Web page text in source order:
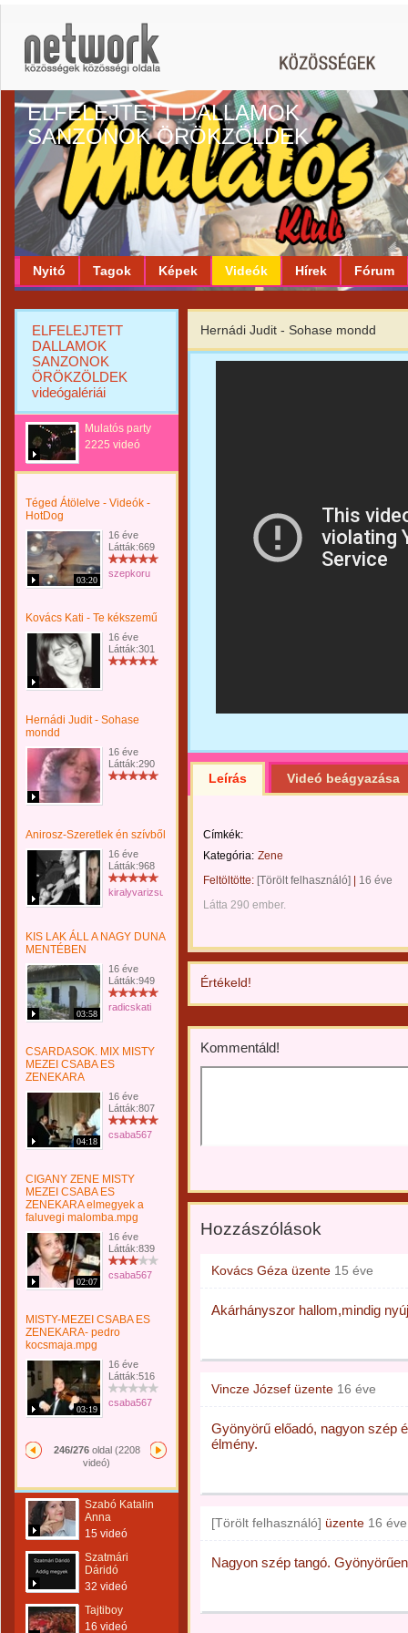
ELFELEJTETT DALLAMOK
SANZONOK ÖRÖKZÖLDEK
Nyitó Tagok Képek Videók Hírek Fórum
ELFELEJTETT
DALLAMOK
SANZONOK
ÖRÖKZÖLDEK
videógalériái
Mulatós party
2225 videó
Téged Átölelve - Videók -
HotDog
03:20
16 éve
Látták:669
szepkoru
Kovács Kati - Te kékszemű
16 éve
Látták:301
Hernádi Judit - Sohase
mondd
16 éve
Látták:290
Anirosz-Szeretlek én szívből
16 éve
Látták:968
kiralyvarizsuzsanna
KIS LAK ÁLL A NAGY DUNA
MENTÉBEN
03:58
16 éve
Látták:949
radicskati
CSARDASOK. MIX MISTY
MEZEI CSABA ES
ZENEKARA
04:18
16 éve
Látták:807
csaba567
CIGANY ZENE MISTY
MEZEI CSABA ES
ZENEKARA elmegyek a
faluvegi malomba.mpg
02:07
16 éve
Látták:839
csaba567
MISTY-MEZEI CSABA ES
ZENEKARA- pedro
kocsmaja.mpg
03:19
16 éve
Látták:516
csaba567
246/276oldal (2208
videó)
Szabó Katalin
Anna
15 videó
Szatmári
Dáridó
32 videó
Tajtiboy
16 videó
Hernádi Judit - Sohase mondd
Leírás Videó beágyazása
Címkék:
Kategória: Zene
Feltöltötte: [Törölt felhasználó]
16 éve
Látta 290 ember.
Értékeld!
Kommentáld!
Hozzászólások
Kovács Géza üzente 15 éve
Akárhányszor hallom,mindig
Vincze József üzente 16 éve
Gyönyörű előadó, nagyon szép
élmény.
[Törölt felhasználó] üzente 16 éve
Nagyon szép tangó.